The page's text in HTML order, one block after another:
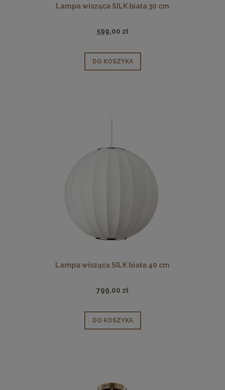
Lampa wisząca SILK biała 30 cm
599,00 zł
DO KOSZYKA
Lampa wisząca SILK biała 40 cm
799,00 zł
DO KOSZYKA